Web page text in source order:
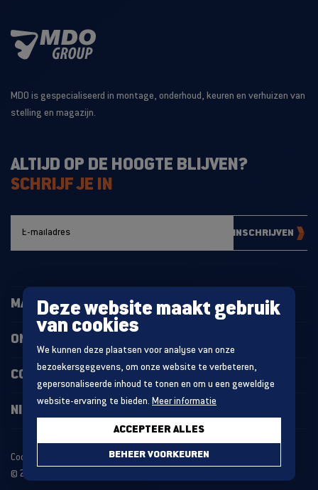
Deze website maakt gebruik
van cookies
We kunnen deze plaatsen voor analyse van onze
bezoekersgegevens, om onze website te verbeteren,
gepersonaliseerde inhoud te tonen en om u een geweldige
website-ervaring te bieden. Meer informatie
BEHEER VOORKEUREN
ACCEPTEER ALLES
MDO is gespecialiseerd in montage, onderhoud, keuren en verhuizen van
stelling en magazijn.
ALTIJD OP DE HOOGTE BLIJVEN?
SCHRIJF JE IN
INSCHRIJVEN
MAGAZIJNINRICHTING
ONZE PROJECTEN
CONTACT
NIEUWS
Cookie statement
Algemene voorwaarden
© 2026 MDO GROUP